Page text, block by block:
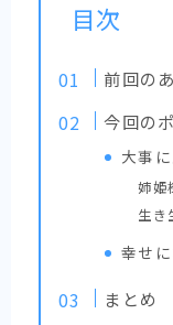
少年漫画
【不徳の
画？いや
【ひねく
やし漫画
【異剣戦
も壮大な
【Helck
【
目次
前回の
今回の
大事
姉姫
生き
幸せ
まとめ